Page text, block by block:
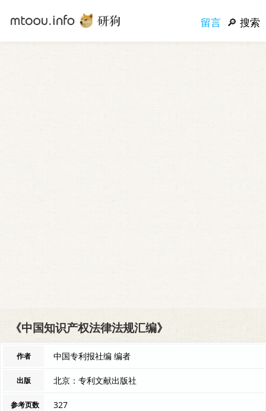
留言 搜索
《中国知识产权法律法规汇编》
作者 中国专利报社编 编者
出版 北京：专利文献出版社
参考页数 327